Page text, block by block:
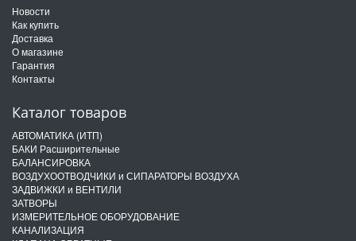
Новости
Как купить
Доставка
О магазине
Гарантия
Контакты
Каталог товаров
АВТОМАТИКА (ИТП)
БАКИ Расширительные
БАЛАНСИРОВКА
ВОЗДУХООТВОДЧИКИ и СИПАРАТОРЫ ВОЗДУХА
ЗАДВИЖКИ и ВЕНТИЛИ
ЗАТВОРЫ
ИЗМЕРИТЕЛЬНОЕ ОБОРУДОВАНИЕ
КАНАЛИЗАЦИЯ